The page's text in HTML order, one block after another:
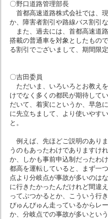
〇野口道路管理部長
首都高速道路株式会社では、
か、障害者割引や路線バス割引
また、過去には、首都高速道
搭載の普通車を対象としたもの
る割引でございまして、期間限
〇吉田委員
ただいま、いろいろとお教え
けでなく多くの都民が期待して
だいて、着実にというか、早急
に先立ちまして、より使いやす
と。
例えば、先ほどご説明のあり
うのもあったわけでありますけ
か、しかも事前申込制だったわ
都高を運転していると、まず一
点より分岐点が事故が多いのは
に行きたかったんだけれど間違
ってぶつかるとか、こういう行
びゅんびゅん走っているからレ
か、分岐点での事故が多いとい